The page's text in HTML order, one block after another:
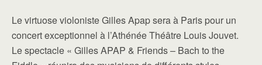
Le virtuose violoniste Gilles Apap sera à Paris pour un
concert exceptionnel à l’Athénée Théâtre Louis Jouvet.
Le spectacle « Gilles APAP & Friends – Bach to the